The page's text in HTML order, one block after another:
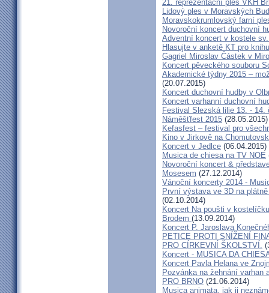
21. reprezentační ples VKH
Lidový ples v Moravských
Moravskokrumlovský farní
Novoroční koncert duchovní
Adventní koncert v kostele
Hlasujte v anketě KT pro
Gagriel Miroslav Částek v
Koncert pěveckého souboru
Akademické týdny 2015 –
(20.07.2015)
Koncert duchovní hudby v
Koncert varhanní duchovní
Festival Slezská lilie 13. - 14.
Náměšťfest 2015 (28.05.2015)
Kefasfest – festival pro
Kino v Jirkově na
Koncert v Jedlce (06.04.2015)
Musica de chiesa na TV NOE
Novoroční koncert &
Mosesem (27.12.2014)
Vánoční koncerty 2014 -
První výstava ve 3D na
(02.10.2014)
Koncert Na poušti v
Brodem (13.09.2014)
Koncert P. Jaroslava
PETICE PROTI SNÍŽENÍ
PRO CÍRKEVNÍ ŠKOLSTVÍ.
Koncert - MUSICA DA
Koncert Pavla Helana ve
Pozvánka na žehnání varhan
PRO BRNO (21.06.2014)
Musica animata, jak ji